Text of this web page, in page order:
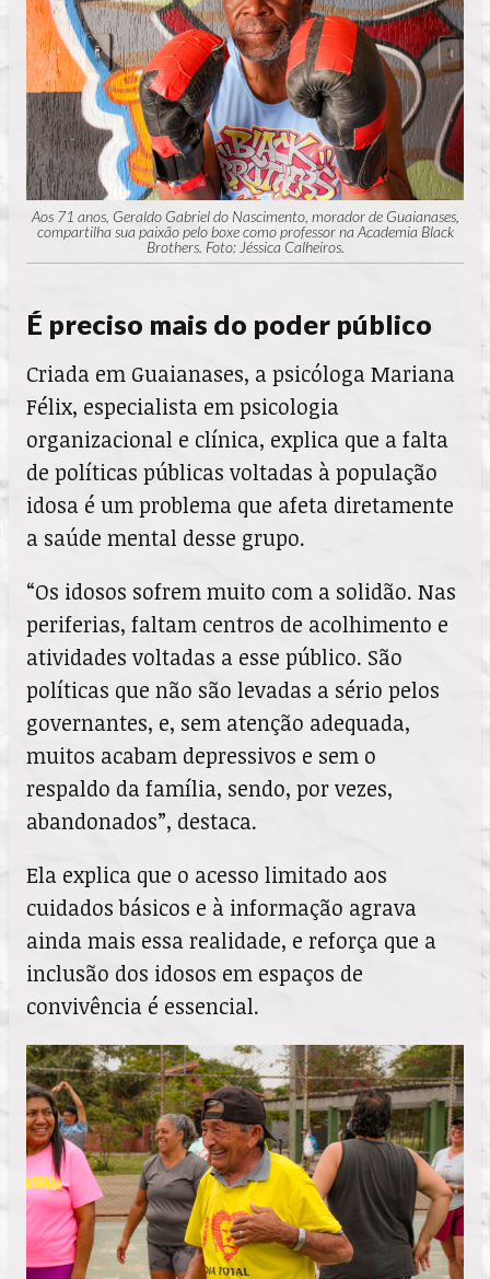
Aos 71 anos, Geraldo Gabriel do Nascimento, morador de Guaianases,
compartilha sua paixão pelo boxe como professor na Academia Black
Brothers. Foto: Jéssica Calheiros.
É preciso mais do poder público
Criada em Guaianases, a psicóloga Mariana
Félix, especialista em psicologia
organizacional e clínica, explica que a falta
de políticas públicas voltadas à população
idosa é um problema que afeta diretamente
a saúde mental desse grupo.
“Os idosos sofrem muito com a solidão. Nas
periferias, faltam centros de acolhimento e
atividades voltadas a esse público. São
políticas que não são levadas a sério pelos
governantes, e, sem atenção adequada,
muitos acabam depressivos e sem o
respaldo da família, sendo, por vezes,
abandonados”, destaca.
Ela explica que o acesso limitado aos
cuidados básicos e à informação agrava
ainda mais essa realidade, e reforça que a
inclusão dos idosos em espaços de
convivência é essencial.